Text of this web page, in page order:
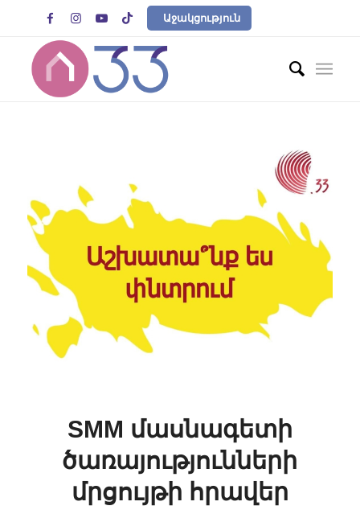
    Աջակցություն
SMM մասնագետի
ծառայությունների
մրցույթի հրավեր